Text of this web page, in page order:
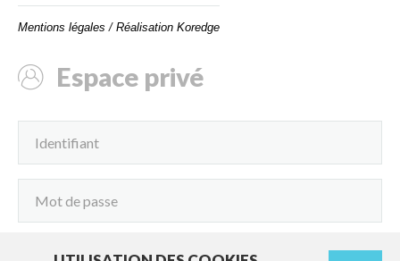
Mentions légales / Réalisation Koredge
Espace privé